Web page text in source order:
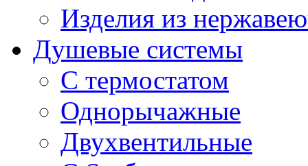
Изделия из
Душевые системы
С термостатом
Однорычажные
Двухвентильные